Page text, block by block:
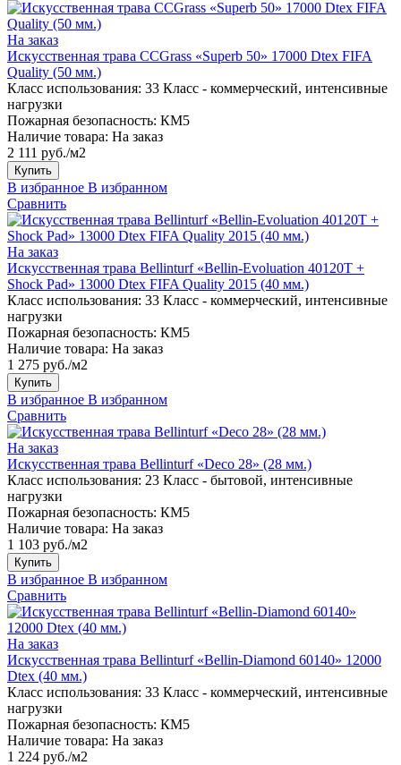
На заказ
Искусственная трава CCGrass «Superb 50» 17000 Dtex FIFA
Quality (50 мм.)
Класс использования: 33 Класс - коммерческий, интенсивные
нагрузки
Пожарная безопасность: КМ5
Наличие товара: На заказ
2 111 руб./м2
Купить
В избранное В избранном
Сравнить
На заказ
Искусственная трава Bellinturf «Bellin-Evoluation 40120T +
Shock Pad» 13000 Dtex FIFA Quality 2015 (40 мм.)
Класс использования: 33 Класс - коммерческий, интенсивные
нагрузки
Пожарная безопасность: КМ5
Наличие товара: На заказ
1 275 руб./м2
Купить
В избранное В избранном
Сравнить
На заказ
Искусственная трава Bellinturf «Deco 28» (28 мм.)
Класс использования: 23 Класс - бытовой, интенсивные
нагрузки
Пожарная безопасность: КМ5
Наличие товара: На заказ
1 103 руб./м2
Купить
В избранное В избранном
Сравнить
На заказ
Искусственная трава Bellinturf «Bellin-Diamond 60140» 12000
Dtex (40 мм.)
Класс использования: 33 Класс - коммерческий, интенсивные
нагрузки
Пожарная безопасность: КМ5
Наличие товара: На заказ
1 224 руб./м2